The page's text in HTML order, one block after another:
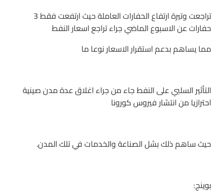
تراجعت وتيرة ارتفاع الحفارات العاملة حيث ارتفعت فقط 3
حفارات عن الاسبوع الماضي جراء تراجع اسعار النفط
مما يساهم بدعم استقرار الاسعار نوعا ما
التأثير السلبي على النفط جاء من جراء اغلاق عدة مدن صينية
احترازيا من انتشار فيروس كورونا
حيث ساهم ذلك بشل الصناعة والخدمات في تلك المدن.
بوينج: